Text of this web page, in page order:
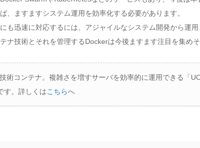
、ますますシステム運用を効率化する必要があります。
も迅速に対応するには、アジャイルなシステム開発から運
ナ技術とそれを管理するDockerは今後ますます注目を集めそ
術コンテナ。複雑さを増すサーバを効率的に運用できる「
す。詳しくはこちらへ